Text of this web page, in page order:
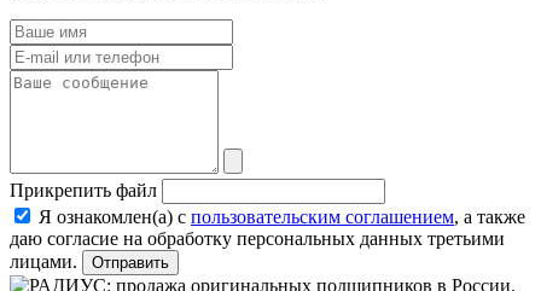
Прикрепить файл
Я ознакомлен(а) с пользовательским соглашением, а также
даю согласие на обработку персональных данных третьими
лицами.
Отправить